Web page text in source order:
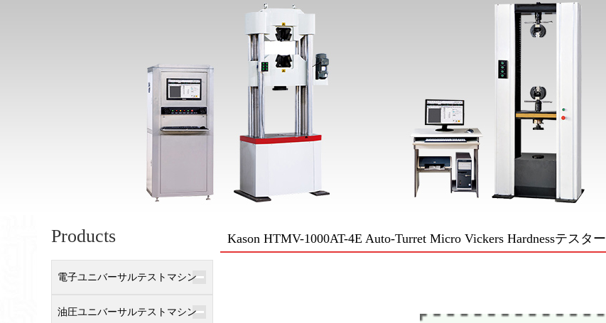
Products
電子ユニバーサルテストマシン
油圧ユニバーサルテストマシン
Kason HTMV-1000AT-4E Auto-Turret Micro Vickers Hardnessテスター